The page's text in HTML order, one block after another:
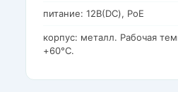
питание: 12В(DC), PoE
корпус: металл. Рабочая
+60°C.